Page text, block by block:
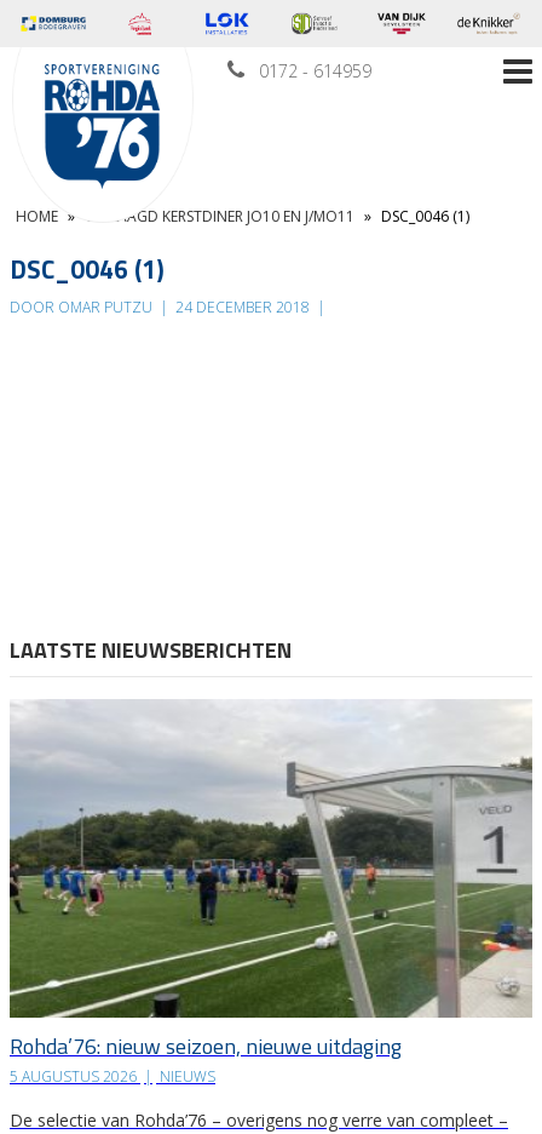
0172 - 614959
HOME » GESLAAGD KERSTDINER JO10 EN J/MO11 » DSC_0046 (1)
DSC_0046 (1)
DOOR OMAR PUTZU | 24 DECEMBER 2018 |
LAATSTE NIEUWSBERICHTEN
Rohda’76: nieuw seizoen, nieuwe uitdaging
5 AUGUSTUS 2026 | NIEUWS
De selectie van Rohda’76 – overigens nog verre van compleet –